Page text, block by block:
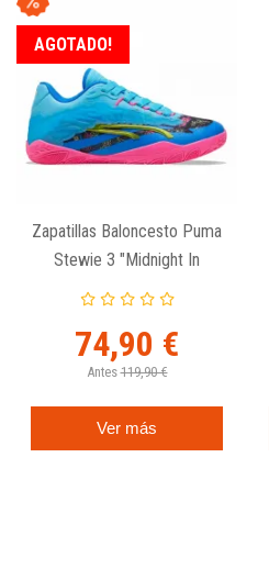
Zapatillas Baloncesto Puma
Stewie 3 "Midnight In
Tokyo"
74,90 €
Antes 119,90 €
Ver más
AGOTADO!